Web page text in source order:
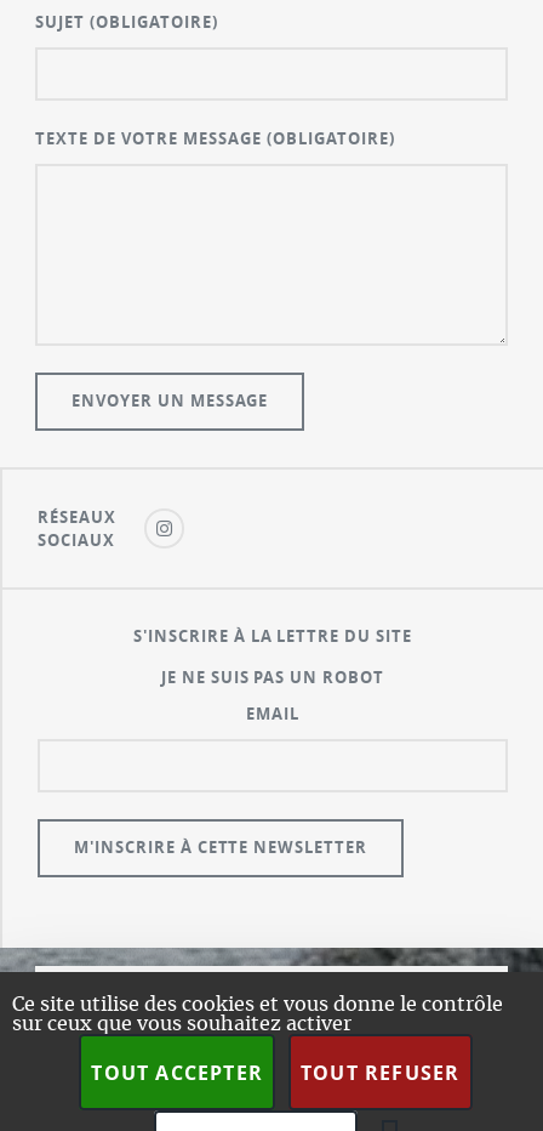
Ce site utilise des cookies et vous donne le contrôle
sur ceux que vous souhaitez activer
TOUT ACCEPTER TOUT REFUSER
SUJET(OBLIGATOIRE)
TEXTE DE VOTRE MESSAGE(OBLIGATOIRE)
RÉSEAUX
SOCIAUX
S'INSCRIRE À LA LETTRE DU SITE
JE NE SUIS PAS UN ROBOT
EMAIL
© GUALENI.COM
A PROPOS
PLAN DU SITE